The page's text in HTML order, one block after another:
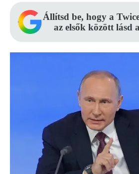
Állítsd be, hogy a
az elsők között lásd